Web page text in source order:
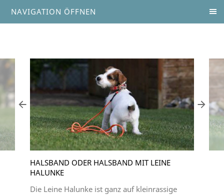
NAVIGATION ÖFFNEN
HALSBAND ODER HALSBAND MIT LEINE
HALUNKE
Die Leine Halunke ist ganz auf kleinrassige